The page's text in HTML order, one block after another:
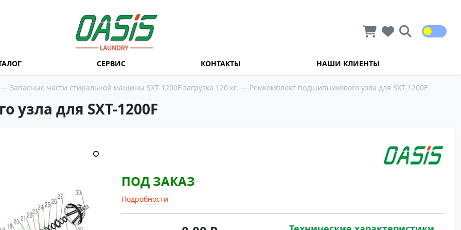
СЕРВИС КОНТАКТЫ НАШИ КЛИЕНТЫ
Запасные части стиральной машины SXT-1200F загрузка 120 кг. — Ремкомплект подшипникового узла для SXT-1200F
для SXT-1200F
ПОД ЗАКАЗ
Подробности